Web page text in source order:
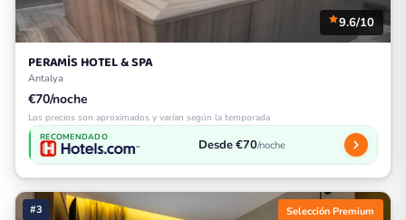
9.6/10
PERAMİS HOTEL & SPA
Antalya
€70/noche
Los precios son aproximados y varían según la temporada
RECOMENDADO Desde €70/noche
#3 Selección Premium